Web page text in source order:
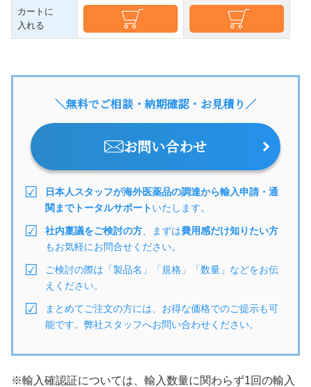
カートに
入れる
＼無料でご相談・納期確認・お見積り／
お問い合わせ
日本人スタッフが海外医薬品の調達から輸入申請・通
関までトータルサポートいたします。
社内稟議をご検討の方 、まずは費用感だけ知りたい方
もお気軽にお問合せください。
ご検討の際は「製品名」「規格」「数量」などをお伝
えください。
まとめてご注文の方には、お得な価格でのご提示も可
能です。弊社スタッフへお問い合わせください。
※輸入確認証については、輸入数量に関わらず1回の輸入